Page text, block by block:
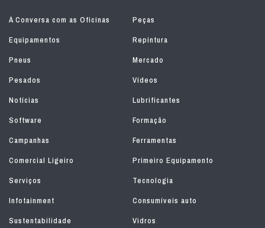
À Conversa com as Oficinas
Peças
Equipamentos
Repintura
Pneus
Mercado
Pesados
Vídeos
Notícias
Lubrificantes
Software
Formação
Campanhas
Ferramentas
Comercial Ligeiro
Primeiro Equipamento
Serviços
Tecnologia
Infotainment
Consumíveis auto
Sustentabilidade
Vidros